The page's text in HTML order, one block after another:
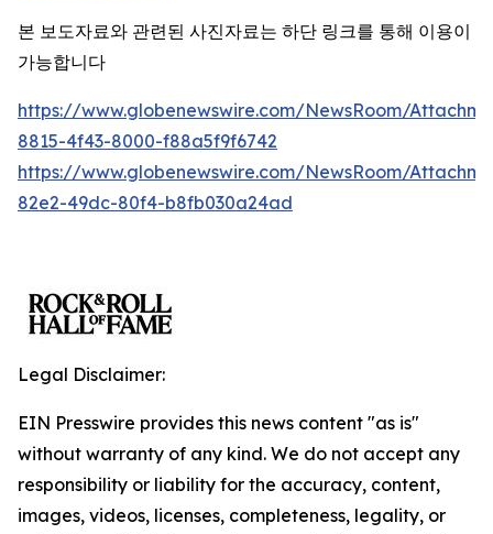
본 보도자료와 관련된 사진자료는 하단 링크를 통해 이용이
가능합니다
https://www.globenewswire.com/NewsRoom/
8815-4f43-8000-f88a5f9f6742
https://www.globenewswire.com/NewsRoom/
82e2-49dc-80f4-b8fb030a24ad
Legal Disclaimer:
EIN Presswire provides this news content "as is"
without warranty of any kind. We do not accept any
responsibility or liability for the accuracy, content,
images, videos, licenses, completeness, legality, or